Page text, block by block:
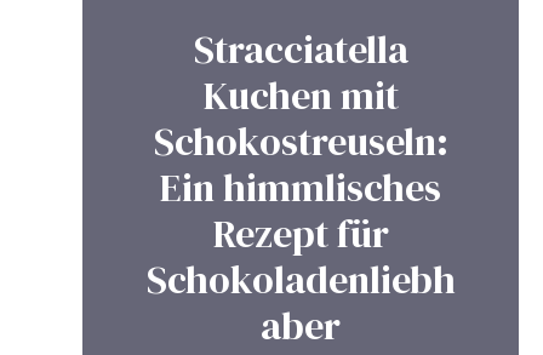
Stracciatella
Kuchen mit
Schokostreuseln:
Ein himmlisches
Rezept für
Schokoladenliebh
aber